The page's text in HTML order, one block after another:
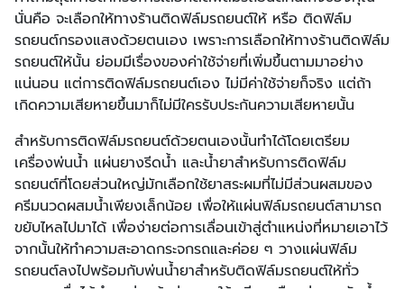
นั่นคือ จะเลือกให้ทางร้านติดฟิล์มรถยนต์ให้ หรือ ติดฟิล์ม
รถยนต์กรองแสงด้วยตนเอง เพราะการเลือกให้ทางร้านติดฟิล์ม
รถยนต์ให้นั้น ย่อมมีเรื่องของค่าใช้จ่ายที่เพิ่มขึ้นตามมาอย่าง
แน่นอน แต่การติดฟิล์มรถยนต์เอง ไม่มีค่าใช้จ่ายก็จริง แต่ถ้า
เกิดความเสียหายขึ้นมาก็ไม่มีใครรับประกันความเสียหายนั้น
สำหรับการติดฟิล์มรถยนต์ด้วยตนเองนั้นทำได้โดยเตรียม
เครื่องพ่นน้ำ แผ่นยางรีดน้ำ และน้ำยาสำหรับการติดฟิล์ม
รถยนต์ที่โดยส่วนใหญ่มักเลือกใช้ยาสระผมที่ไม่มีส่วนผสมของ
ครีมนวดผสมน้ำเพียงเล็กน้อย เพื่อให้แผ่นฟิล์มรถยนต์สามารถ
ขยับไหลไปมาได้ เพื่อง่ายต่อการเลื่อนเข้าสู่ตำแหน่งที่หมายเอาไว้
จากนั้นให้ทำความสะอาดกระจกรถและค่อย ๆ วางแผ่นฟิล์ม
รถยนต์ลงไปพร้อมกับพ่นน้ำยาสำหรับติดฟิล์มรถยนต์ให้ทั่ว